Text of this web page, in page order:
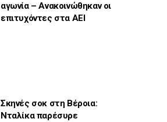
αγωνία – Ανακοινώθηκαν οι
επιτυχόντες στα ΑΕΙ
Σκηνές σοκ στη Βέροια:
Νταλίκα παρέσυρε